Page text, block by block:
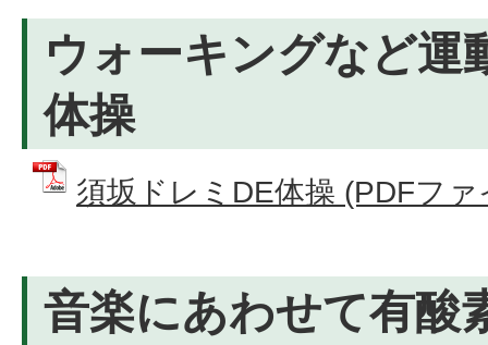
ウォーキングなど運
体操
須坂ドレミDE体操 (PDFフ
音楽にあわせて有酸